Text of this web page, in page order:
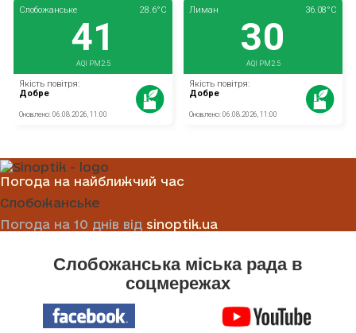
Погода на найближчий час
Слобожанське
Погода на 10 днів від sinoptik.ua
Слобожанська міська рада в
соцмережах